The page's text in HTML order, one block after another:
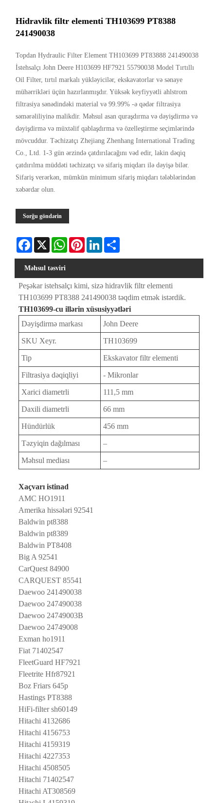
Hidravlik filtr elementi TH103699 PT8388
241490038
Topdan Hydraulic Filter Element TH103699 PT83888 241490038
İstehsalçı John Deere H103699 HF7921 55790038 Model Tırtıllı
Oil Filter, tırtıl markalı yükləyicilər, ekskavatorlar və sənaye
mühərrikləri üçün hazırlanmışdır. Yüksək keyfiyyətli ahlstrom
filtrasiya sənədindəki material və 99.99% -ə qədər filtrasiya
səmərəliliyinə malikdir. Məhsul asan quraşdırma və dəyişdirmə və
dəyişdirmə və müxtəlif qablaşdırma və özelleştirme seçimlərində
mövcuddur. Təchizatçı Zhejiang Zhenhang International Trading
Co., Ltd. 1-3 gün ərzində çatdırılacağını vəd edir, lakin dəqiq
çatdırılma müddəti təchizatçı və sifariş miqdarı ilə dəyişə bilər.
Sifariş verərkən, mümkün minimum sifariş miqdarı tələblərindən
xəbərdar olun.
Sorğu göndərin
Facebook
X WhatsAppPinterestLinkedIn
Məhsul təsviri
Peşəkar istehsalçı kimi, sizə hidravlik filtr elementi
TH103699 PT8388 241490038 təqdim etmək istərdik.
TH103699-cu illərin xüsusiyyətləri
Dəyişdirmə markası
John Deere
SKU Xeyr. TH103699
Tip Ekskavator filtr elementi
Filtrasiya dəqiqliyi - Mikronlar
Xarici diametrli 111,5 mm
Daxili diametrli 66 mm
Hündürlük 456 mm
Təzyiqin dağılması –
Məhsul mediası –
Xaçvarı istinad
AMC HO1911
Amerika hissələri 92541
Baldwin pt8388
Baldwin pt8389
Baldwin PT8408
Big A 92541
CarQuest 84900
CARQUEST 85541
Daewoo 241490038
Daewoo 247490038
Daewoo 24749003B
Daewoo 24749008
Exman ho1911
Fiat 71402547
FleetGuard HF7921
Fleetrite Hfr87921
Boz Friars 645p
Hastings PT8388
HiFi-filter sh60149
Hitachi 4132686
Hitachi 4156753
Hitachi 4159319
Hitachi 4227353
Hitachi 4508505
Hitachi 71402547
Hitachi AT308569